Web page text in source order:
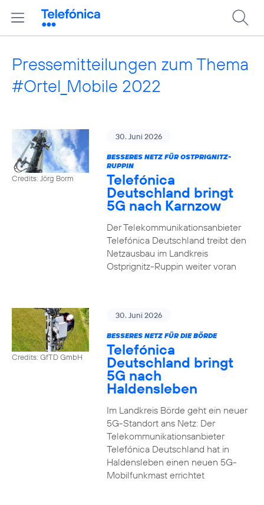
Pressemitteilungen zum Thema
#Ortel_Mobile 2022
Credits: Jörg Borm
30. Juni 2026
BESSERES NETZ FÜR OSTPRIGNITZ-
RUPPIN
Telefónica
Deutschland bringt
5G nach Karnzow
Der Telekommunikationsanbieter
Telefónica Deutschland treibt den
Netzausbau im Landkreis
Ostprignitz-Ruppin weiter voran
Credits: GfTD GmbH
30. Juni 2026
BESSERES NETZ FÜR DIE BÖRDE
Telefónica
Deutschland bringt
5G nach
Haldensleben
Im Landkreis Börde geht ein neuer
5G-Standort ans Netz: Der
Telekommunikationsanbieter
Telefónica Deutschland hat in
Haldensleben einen neuen 5G-
Mobilfunkmast errichtet